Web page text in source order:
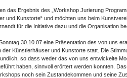
das Ergebnis des „Workshop Jurierung
und Kunstorte“ und möchten uns beim
für die Initiative dazu und die Organisation
30.10.07 eine Präsentation des von uns
der Künstlerhäuser und Kunstorte statt. Die
so dass weder das von uns entwickelte
haben, sinnvoll erörtert werden konnten.
noch sein Zustandekommen und seine